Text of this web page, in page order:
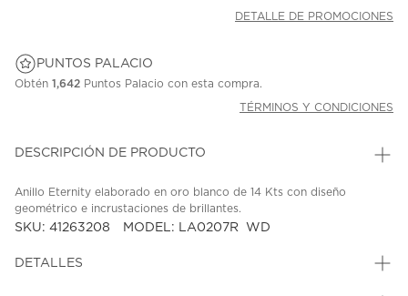
DETALLE DE PROMOCIONES
PUNTOS PALACIO
Obtén 1,642 Puntos Palacio con esta compra.
TÉRMINOS Y CONDICIONES
DESCRIPCIÓN DE PRODUCTO
Anillo Eternity elaborado en oro blanco de 14 Kts con diseño
geométrico e incrustaciones de brillantes.
SKU: 41263208 MODEL: LA0207R_WD
DETALLES